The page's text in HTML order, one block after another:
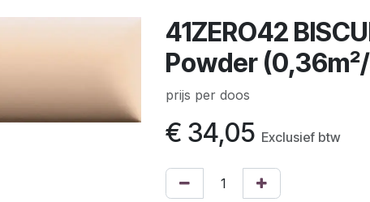
41ZERO42
Powder
prijs per doos
€ 34,05 Exclusief btw